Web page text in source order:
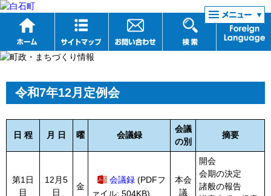
リンク集
令和7年12月定例会
日 程 月 日 曜 会議録
会議
の別
摘要
第1日
目
12月5
日
金
会議録 (PDFフ
ァイル; 504KB)
本会
議
開会
会期の決定
諸般の報告